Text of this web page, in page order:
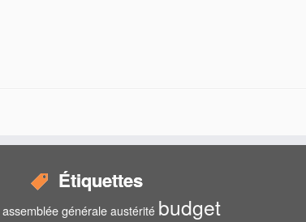
Étiquettes
assemblée générale austérité budget